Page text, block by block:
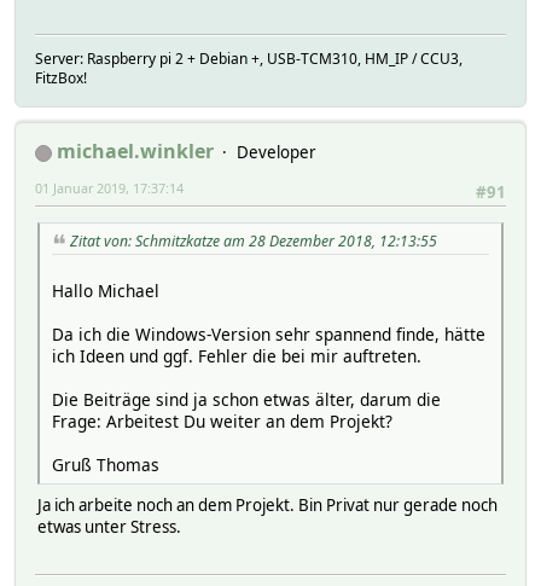
Server: Raspberry pi 2 + Debian +, USB-TCM310, HM_IP / CCU3,
FitzBox!
michael.winkler
Developer
#91
01 Januar 2019, 17:37:14
Zitat von: Schmitzkatze am 28 Dezember 2018, 12:13:55
Hallo Michael
Da ich die Windows-Version sehr spannend finde, hätte
ich Ideen und ggf. Fehler die bei mir auftreten.
Die Beiträge sind ja schon etwas älter, darum die
Frage: Arbeitest Du weiter an dem Projekt?
Gruß Thomas
Ja ich arbeite noch an dem Projekt. Bin Privat nur gerade noch
etwas unter Stress.